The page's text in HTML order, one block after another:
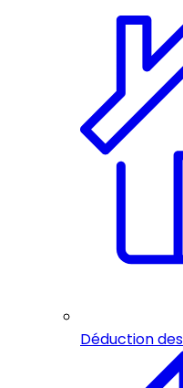
Déduction